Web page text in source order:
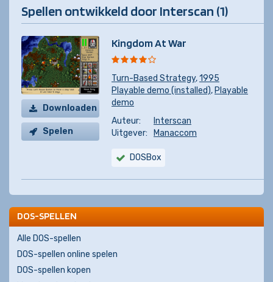
Spellen ontwikkeld door Interscan (1)
Downloaden
Spelen
Kingdom At War
Turn-Based Strategy,1995
Playable demo (installed), Playable
demo
Auteur:
Interscan
Uitgever:
Manaccom
DOSBox
DOS-SPELLEN
Alle DOS-spellen
DOS-spellen online spelen
DOS-spellen kopen